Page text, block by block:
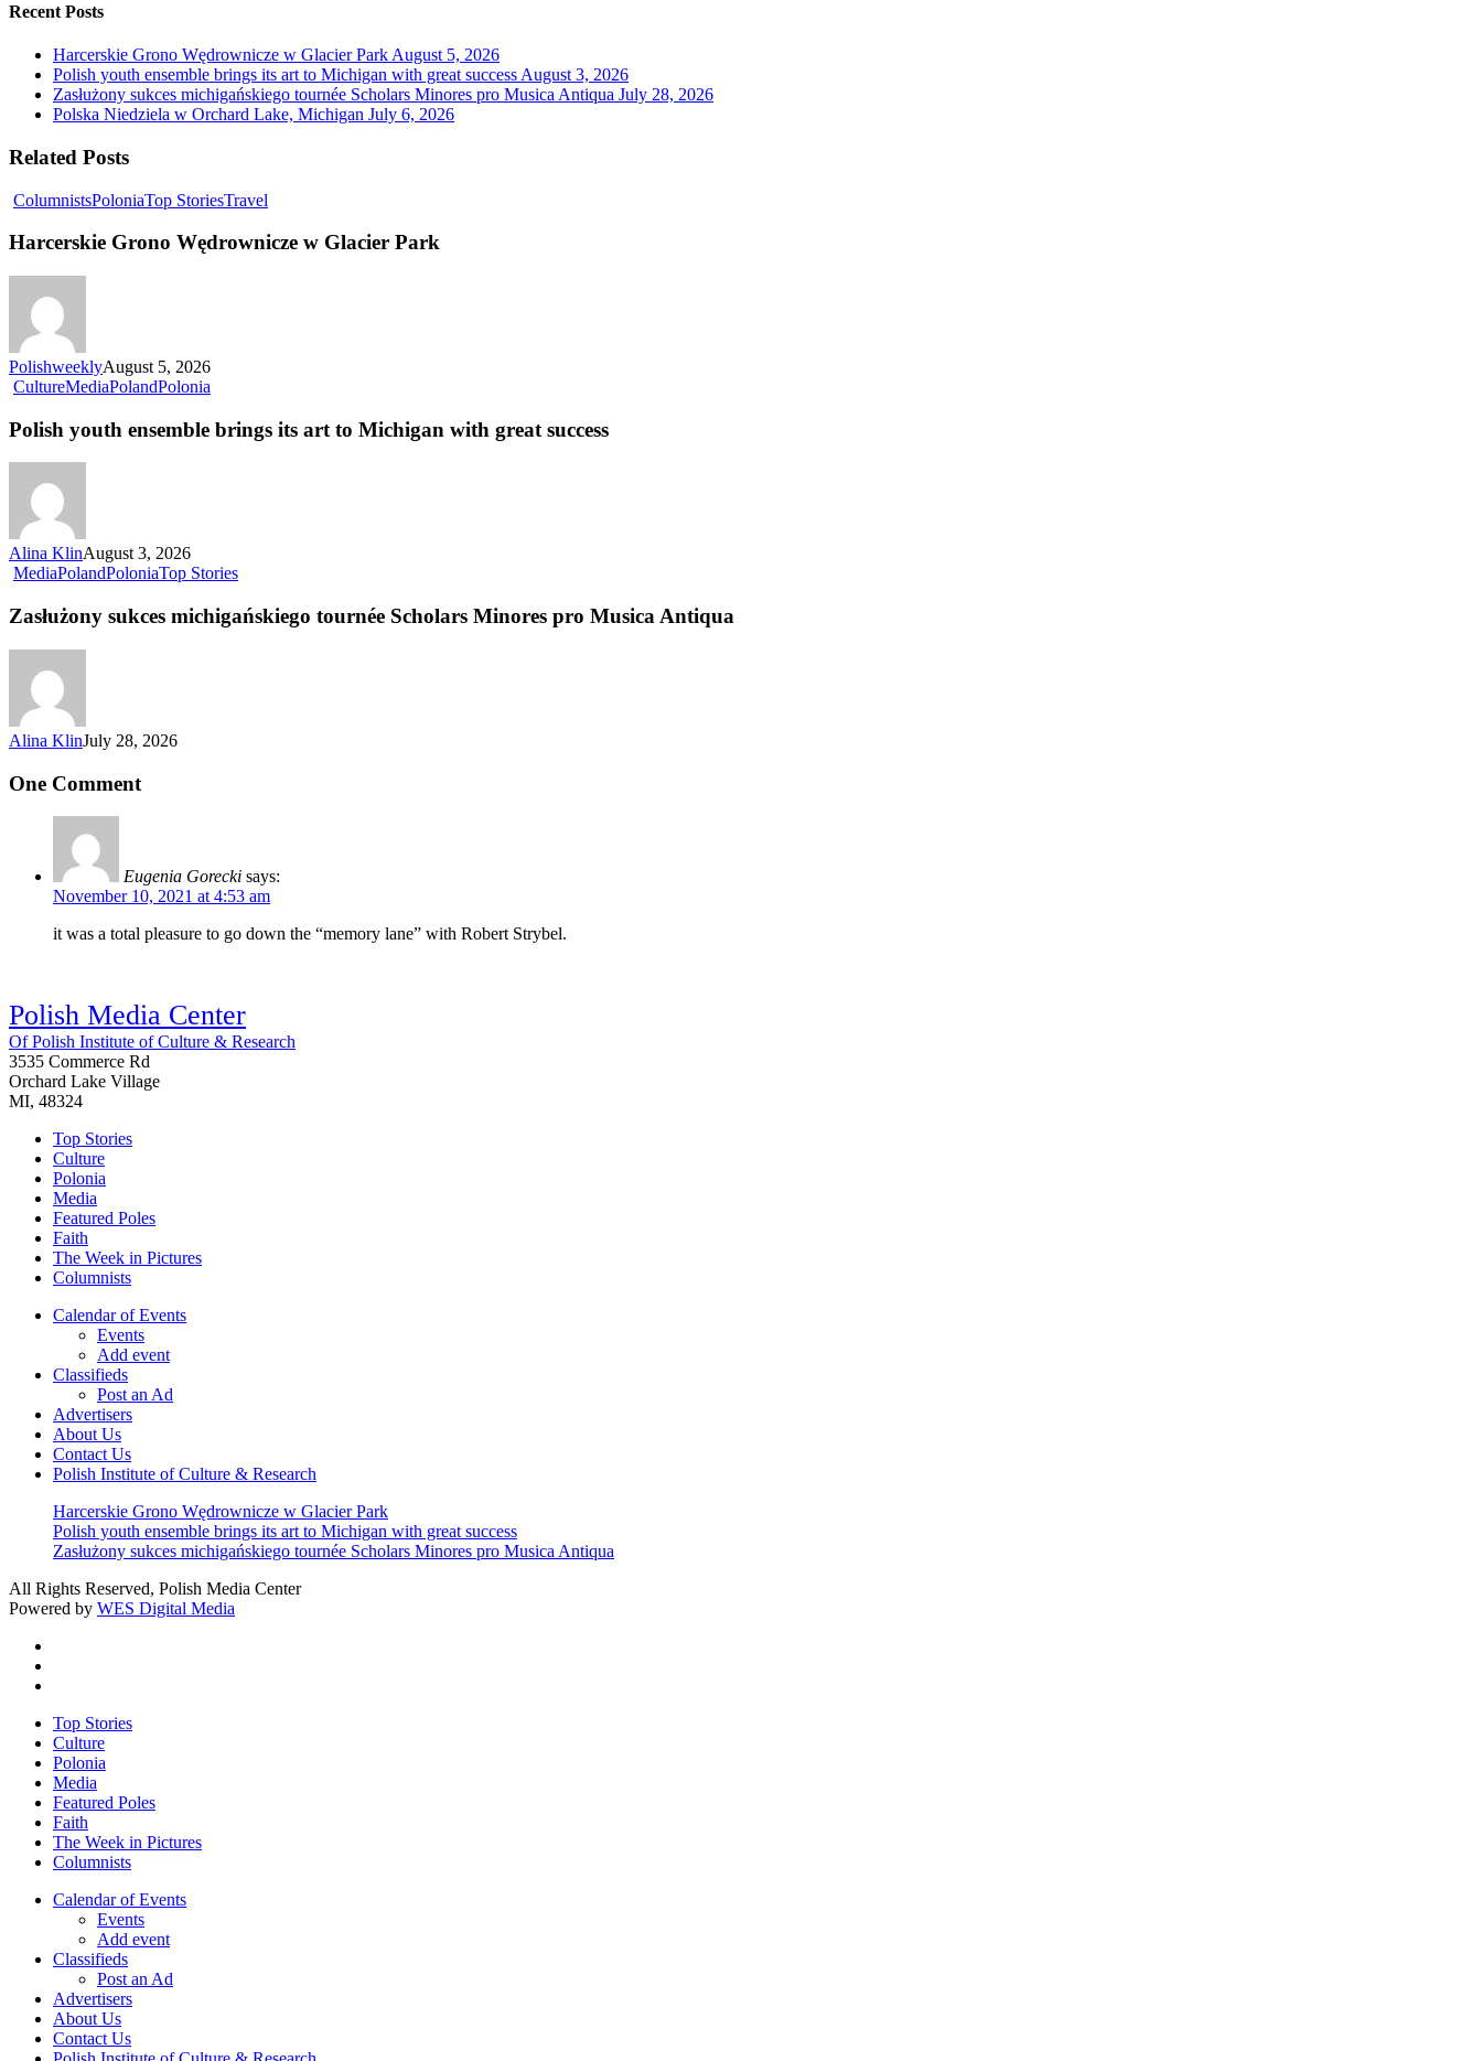
Recent Posts
Harcerskie Grono Wędrownicze w Glacier Park August 5, 2026
Polish youth ensemble brings its art to Michigan with great success August 3, 2026
Zasłużony sukces michigańskiego tournée Scholars Minores pro Musica Antiqua July 28, 2026
Polska Niedziela w Orchard Lake, Michigan July 6, 2026
Related Posts
ColumnistsPoloniaTop StoriesTravel
Harcerskie Grono Wędrownicze w Glacier Park
PolishweeklyAugust 5, 2026
CultureMediaPolandPolonia
Polish youth ensemble brings its art to Michigan with great success
Alina KlinAugust 3, 2026
MediaPolandPoloniaTop Stories
Zasłużony sukces michigańskiego tournée Scholars Minores pro Musica Antiqua
Alina KlinJuly 28, 2026
One Comment
Eugenia Gorecki says:
November 10, 2021 at 4:53 am
it was a total pleasure to go down the “memory lane” with Robert Strybel.
Polish Media Center
Of Polish Institute of Culture & Research
3535 Commerce Rd
Orchard Lake Village
MI, 48324
Top Stories
Culture
Polonia
Media
Featured Poles
Faith
The Week in Pictures
Columnists
Calendar of Events
Events
Add event
Classifieds
Post an Ad
Advertisers
About Us
Contact Us
Polish Institute of Culture & Research
Harcerskie Grono Wędrownicze w Glacier Park
Polish youth ensemble brings its art to Michigan with great success
Zasłużony sukces michigańskiego tournée Scholars Minores pro Musica Antiqua
All Rights Reserved, Polish Media Center
Powered by WES Digital Media
Close
Menu
Top Stories
Culture
Polonia
Media
Featured Poles
Faith
The Week in Pictures
Columnists
Calendar of Events
Events
Add event
Classifieds
Post an Ad
Advertisers
About Us
Contact Us